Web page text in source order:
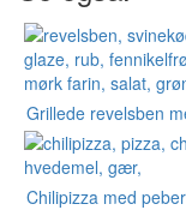
Grillede revelsben
Chilipizza med